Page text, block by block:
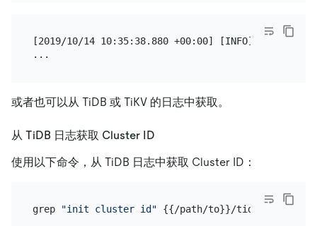
[2019/10/14 10:35:38.880 +00:00] [INFO]
或者也可以从 TiDB 或 TiKV 的日志中获取。
从 TiDB 日志获取 Cluster ID
使用以下命令，从 TiDB 日志中获取 Cluster ID：
grep "init cluster id"